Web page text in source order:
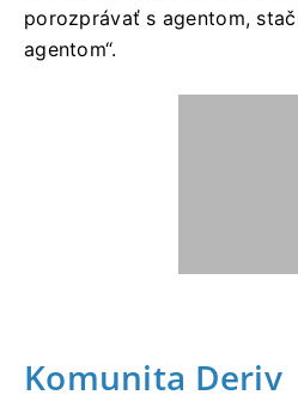
porozprávať s agentom,
agentom“.
Komunita Deriv